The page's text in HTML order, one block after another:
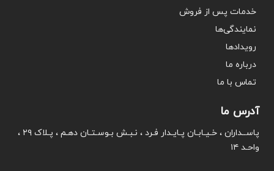
آدرس ما
پاســداران ، خـیـابـان پـایـدار فـرد ، نـبـش بـوسـتـان دهـم ، پـلاک ۲۹ ،
واحـد ۱۴
خدمات پس از فروش
نمایندگی‌ها
رویدادها
درباره ما
تماس با ما